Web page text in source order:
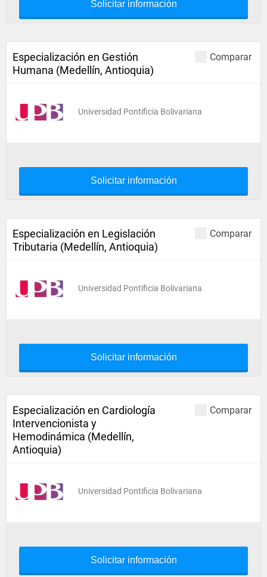
Solicitar información
Comparar
Especialización en Gestión
Humana (Medellín, Antioquia)
Universidad Pontificia Bolivariana
Solicitar información
Comparar
Especialización en Legislación
Tributaria (Medellín, Antioquia)
Universidad Pontificia Bolivariana
Solicitar información
Comparar
Especialización en Cardiología
Intervencionista y
Hemodinámica (Medellín,
Antioquia)
Universidad Pontificia Bolivariana
Solicitar información